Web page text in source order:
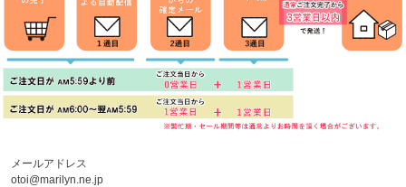
メールアドレス
otoi@marilyn.ne.jp